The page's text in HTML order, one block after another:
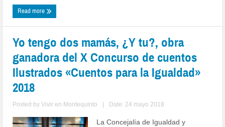
Read more
Yo tengo dos mamás, ¿Y tu?, obra
ganadora del X Concurso de cuentos
Ilustrados «Cuentos para la Igualdad»
2018
Posted byVivir en Montequinto Date: 24 mayo 2018
La Concejalía de Igualdad y